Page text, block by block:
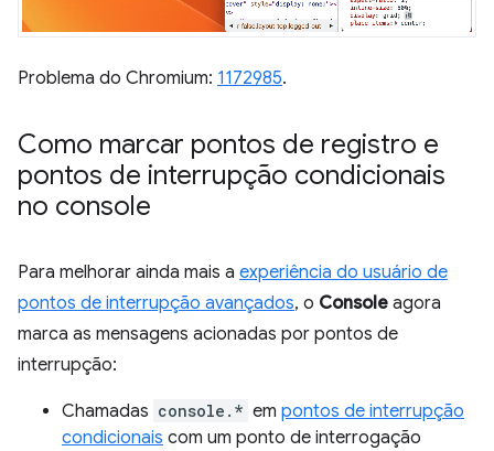
Problema do Chromium: 1172985.
Como marcar pontos de registro e
pontos de interrupção condicionais
no console
Para melhorar ainda mais a experiência do usuário de
pontos de interrupção avançados, o Console agora
marca as mensagens acionadas por pontos de
interrupção:
Chamadas console.* em pontos de interrupção
condicionais com um ponto de interrogação